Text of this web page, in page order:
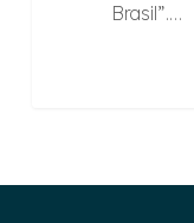
Brasil”.…